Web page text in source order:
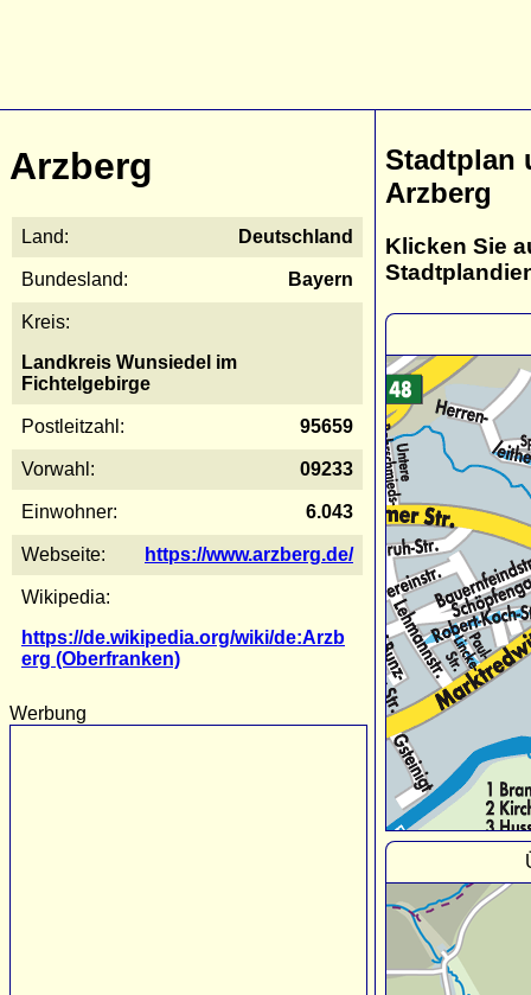
Arzberg
Land: Deutschland
Bundesland: Bayern
Kreis:
Landkreis Wunsiedel im
Fichtelgebirge
Postleitzahl: 95659
Vorwahl: 09233
Einwohner: 6.043
Webseite: https://www.arzberg.de/
Wikipedia:
https://de.wikipedia.org/wiki/de:Arzb
erg (Oberfranken)
Werbung
Stadtplan
Arzberg
Klicken Sie